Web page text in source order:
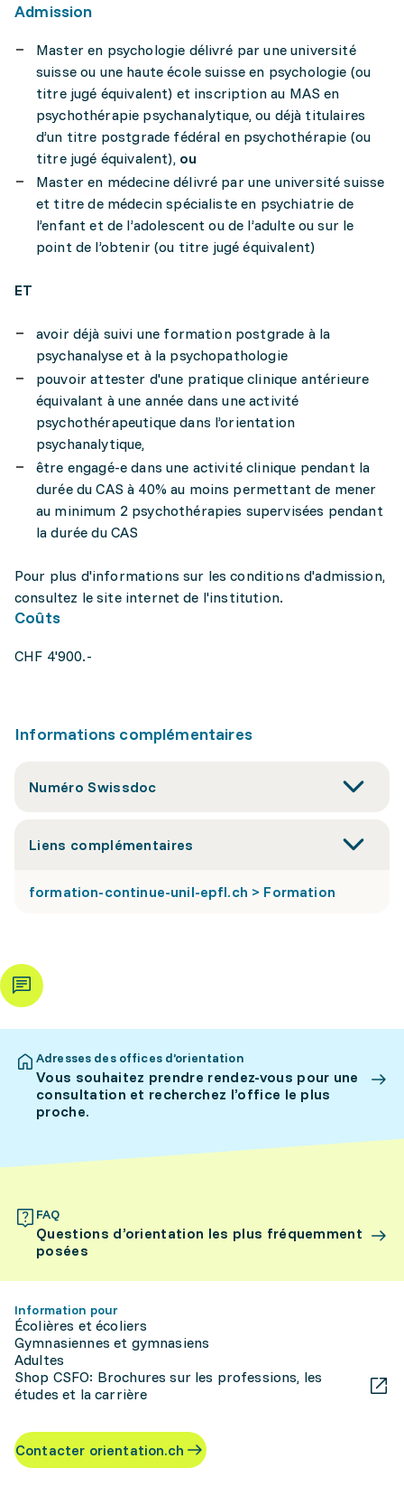
Admission
Master en psychologie délivré par une université
suisse ou une haute école suisse en psychologie (ou
titre jugé équivalent) et inscription au MAS en
psychothérapie psychanalytique, ou déjà titulaires
d’un titre postgrade fédéral en psychothérapie (ou
titre jugé équivalent), ou
Master en médecine délivré par une université suisse
et titre de médecin spécialiste en psychiatrie de
l’enfant et de l’adolescent ou de l’adulte ou sur le
point de l’obtenir (ou titre jugé équivalent)
ET
avoir déjà suivi une formation postgrade à la
psychanalyse et à la psychopathologie
pouvoir attester d'une pratique clinique antérieure
équivalant à une année dans une activité
psychothérapeutique dans l’orientation
psychanalytique,
être engagé-e dans une activité clinique pendant la
durée du CAS à 40% au moins permettant de mener
au minimum 2 psychothérapies supervisées pendant
la durée du CAS
Pour plus d'informations sur les conditions d'admission,
consultez le site internet de l'institution.
Coûts
CHF 4'900.-
Informations complémentaires
Numéro Swissdoc
Liens complémentaires
formation-continue-unil-epfl.ch > Formation
Adresses des offices d’orientation
Vous souhaitez prendre rendez-vous pour une
consultation et recherchez l’office le plus
proche.
FAQ
Questions d’orientation les plus fréquemment
posées
Information pour
Écolières et écoliers
Gymnasiennes et gymnasiens
Adultes
Shop CSFO: Brochures sur les professions, les
études et la carrière
Contacter orientation.ch